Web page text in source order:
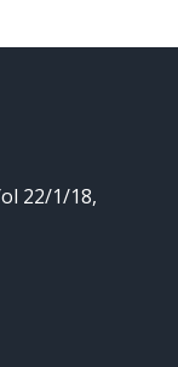
22/1/18,